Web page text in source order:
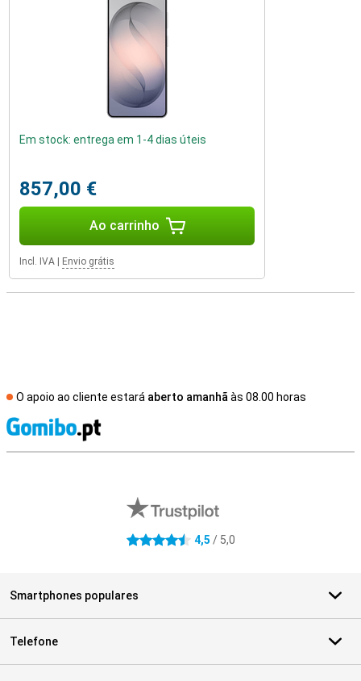
Em stock: entrega em 1-4 dias úteis
857,00 €
Ao carrinho
Incl. IVA Envio grátis
O apoio ao cliente estará aberto amanhã às 08.00 horas
4.5 estrelas 4,5 / 5,0
Smartphones populares
Telefone